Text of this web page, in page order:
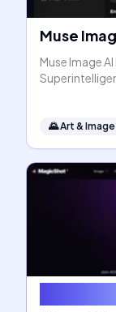
Muse
Muse Image
🌄Art &